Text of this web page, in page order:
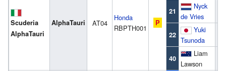
Scuderia
AlphaTauri
AlphaTauri AT04
Honda
RBPTH001
P
21
Nyck
de Vries
22
Yuki
Tsunoda
40
Liam
Lawson